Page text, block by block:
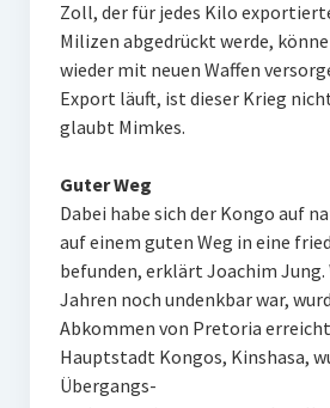
Zoll, der für jedes Kilo
Milizen abgedrückt werde, könne
wieder mit neuen Waffen
Export läuft, ist dieser Krieg
glaubt Mimkes.
Guter Weg
Dabei habe sich der Kongo auf
auf einem guten Weg in eine
befunden, erklärt Joachim Jung.
Jahren noch undenkbar war,
Abkommen von Pretoria
Hauptstadt Kongos, Kinshasa,
Übergangs-